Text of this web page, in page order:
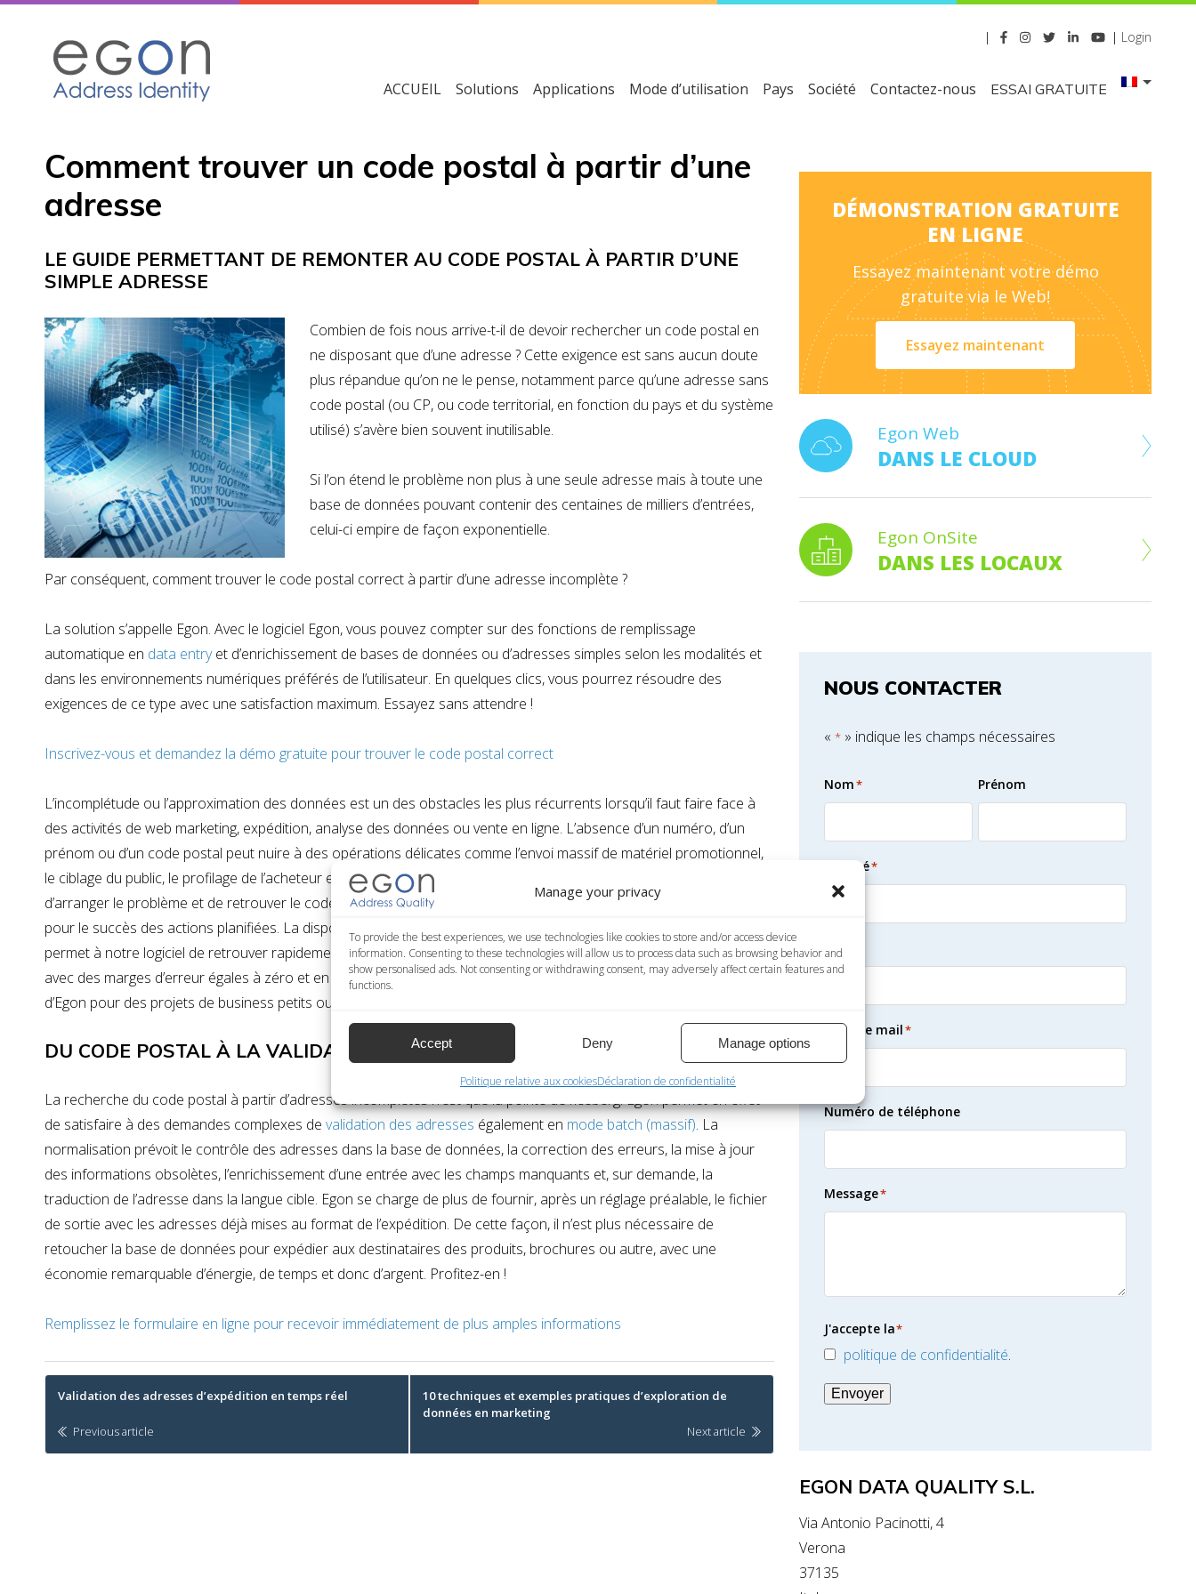
Manage your privacy
To provide the best experiences, we use technologies like cookies to store and/or access device
information. Consenting to these technologies will allow us to process data such as browsing behavior and
show personalised ads. Not consenting or withdrawing consent, may adversely affect certain features and
functions.
Accept Deny Manage options
Politique relative aux cookiesDéclaration de confidentialité
| | Login
ACCUEIL Solutions Applications Mode d’utilisation Pays Société Contactez-nous ESSAI GRATUITE
Comment trouver un code postal à partir d’une
adresse
LE GUIDE PERMETTANT DE REMONTER AU CODE POSTAL À PARTIR D’UNE
SIMPLE ADRESSE
Combien de fois nous arrive-t-il de devoir rechercher un code postal en
ne disposant que d’une adresse ? Cette exigence est sans aucun doute
plus répandue qu’on ne le pense, notamment parce qu’une adresse sans
code postal (ou CP, ou code territorial, en fonction du pays et du système
utilisé) s’avère bien souvent inutilisable.
Si l’on étend le problème non plus à une seule adresse mais à toute une
base de données pouvant contenir des centaines de milliers d’entrées,
celui-ci empire de façon exponentielle.
Par conséquent, comment trouver le code postal correct à partir d’une adresse incomplète ?
La solution s’appelle Egon. Avec le logiciel Egon, vous pouvez compter sur des fonctions de remplissage
automatique en data entryet d’enrichissement de bases de données ou d’adresses simples selon les modalités et
dans les environnements numériques préférés de l’utilisateur. En quelques clics, vous pourrez résoudre des
exigences de ce type avec une satisfaction maximum. Essayez sans attendre !
Inscrivez-vous et demandez la démo gratuite pour trouver le code postal correct
L’incomplétude ou l’approximation des données est un des obstacles les plus récurrents lorsqu’il faut faire face à
des activités de web marketing, expédition, analyse des données ou vente en ligne. L’absence d’un numéro, d’un
prénom ou d’un code postal peut nuire à des opérations délicates comme l’envoi massif de matériel promotionnel,
le ciblage du public, le profilage de l’acheteur et ainsi de suite. Grâce au logiciel Egon, il est toutefois possible
d’arranger le problème et de retrouver le code postal associé à l’adresse ou les autres données indispensables
pour le succès des actions planifiées. La disponibilité d’archives actualisées en permanence sur chaque continent
permet à notre logiciel de retrouver rapidement
code postal, national, province et autres informationsessentielles
avec des marges d’erreur égales à zéro et en toute autonomie. Mais ce n’est qu’une des nombreuses fonctions
d’Egon pour des projets de business petits ou grands.
DU CODE POSTAL À LA VALIDATION DES ADRESSES DANS LE MONDE ENTIER
La recherche du code postal à partir d’adresses incomplètesn’est que la pointe de l’iceberg. Egon permet en effet
de satisfaire à des demandes complexes de validation des adresses également en mode batch (massif). La
normalisation prévoit le contrôle des adresses dans la base de données, la correction des erreurs, la mise à jour
des informations obsolètes, l’enrichissement d’une entrée avec les champs manquants et, sur demande, la
traduction de l’adresse dans la langue cible. Egon se charge de plus de fournir, après un réglage préalable, le fichier
de sortie avec les adresses déjà mises au format de l’expédition. De cette façon, il n’est plus nécessaire de
retoucher la base de données pour expédier aux destinataires des produits, brochures ou autre, avec une
économie remarquable d’énergie, de temps et donc d’argent. Profitez-en !
Remplissez le formulaire en ligne pour recevoir immédiatement de plus amples informations
Post
navigation
Validation des adresses d’expédition en temps réel
Previous article
10 techniques et exemples pratiques d’exploration de
données en marketing
Next article
DÉMONSTRATION GRATUITE
EN LIGNE
Essayez maintenant votre démo
gratuite via le Web!
Essayez maintenant
Egon Web
DANS LE CLOUD
Egon OnSite
DANS LES LOCAUX
NOUS CONTACTER
« * » indique les champs nécessaires
Nom* Prénom
Société*
Pays
Adresse mail*
Numéro de téléphone
Message*
J'accepte la*
politique de confidentialité.
Envoyer
EGON DATA QUALITY S.L.
Via Antonio Pacinotti, 4
Verona
37135